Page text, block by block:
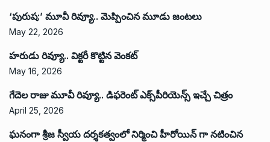
‘పురుష:’ మూవీ రివ్యూ.. మెప్పించిన మూడు జంటలు
May 22, 2026
హరుడు రివ్యూ.. విక్టరీ కొట్టిన వెంకట్
May 16, 2026
గేదెల రాజు మూవీ రివ్యూ.. డిఫరెంట్ ఎక్స్‌పీరియెన్స్ ఇచ్చే చిత్రం
April 25, 2026
ఘనంగా శ్రీజ స్వీయ దర్శకత్వంలో నిర్మించి హీరోయిన్ గా నటించిన